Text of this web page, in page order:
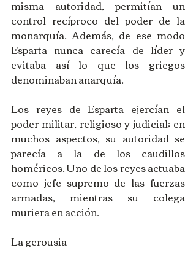
misma autoridad, permitían un
control recíproco del poder de la
monarquía. Además, de ese modo
Esparta nunca carecía de líder y
evitaba así lo que los griegos
denominaban anarquía.
Los reyes de Esparta ejercían el
poder militar, religioso y judicial; en
muchos aspectos, su autoridad se
parecía a la de los caudillos
homéricos. Uno de los reyes actuaba
como jefe supremo de las fuerzas
armadas, mientras su colega
muriera en acción.
La gerousia